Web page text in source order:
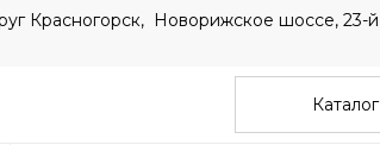
Красногорск, Новорижское шоссе, 23-й
Каталог